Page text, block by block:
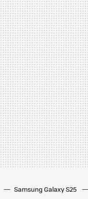
Samsung Galaxy S25